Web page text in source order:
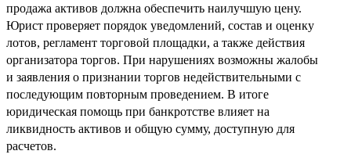
продажа активов должна обеспечить наилучшую цену.
Юрист проверяет порядок уведомлений, состав и оценку
лотов, регламент торговой площадки, а также действия
организатора торгов. При нарушениях возможны жалобы
и заявления о признании торгов недействительными с
последующим повторным проведением. В итоге
юридическая помощь при банкротстве влияет на
ликвидность активов и общую сумму, доступную для
расчетов.